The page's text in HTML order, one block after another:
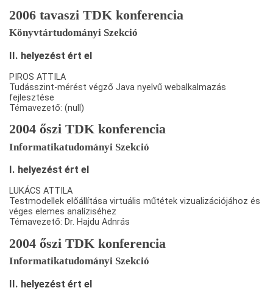
2006 tavaszi TDK konferencia
Könyvtártudományi Szekció
II. helyezést ért el
PIROS ATTILA
Tudásszint-mérést végző Java nyelvű webalkalmazás
fejlesztése
Témavezető: (null)
2004 őszi TDK konferencia
Informatikatudományi Szekció
I. helyezést ért el
LUKÁCS ATTILA
Testmodellek előállítása virtuális műtétek vizualizációjához és
véges elemes analíziséhez
Témavezető: Dr. Hajdu Adnrás
2004 őszi TDK konferencia
Informatikatudományi Szekció
II. helyezést ért el